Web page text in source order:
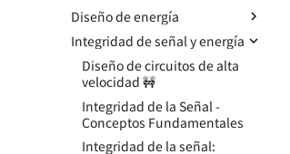
Componentes básicos -
Inductores y perlas
magnéticas
Basic Electronic Components
- Diode
Componentes básicos -
Transistor de unión bipolar
RobotCtrl_Core - Core Board
RobotCtrl_Func - Expansion
Board for Peripherals
RobotCtrl_Power - Placa de
suministro de energía
eléctrica
Flip - A Linux Development
Board Based on Allwinner
corriente continua con
escobillas
TinyDVR - Compacto y Potente
RaptorDVR - Dual Motor Driver
with Integrated Voltage
Regulation 🚧
AirForce - Módulo de
motorización con esencia
Protocolos de comunicación -
Niveles lógicos digitales
Protocolo de comunicación -
Comunicación serial
Protocolo de Comunicación -
SPI
Protocolo de comunicación -
Diseño de energía
Diseño de Fuentes de
Alimentación - Determinación
de Soluciones
Topología de alimentación -
Regulador lineal
Topología de fuente de
Integridad de señal y energía
Diseño de circuitos de alta
velocidad 🚧
Integridad de la Señal -
Conceptos Fundamentales
Integridad de la señal: